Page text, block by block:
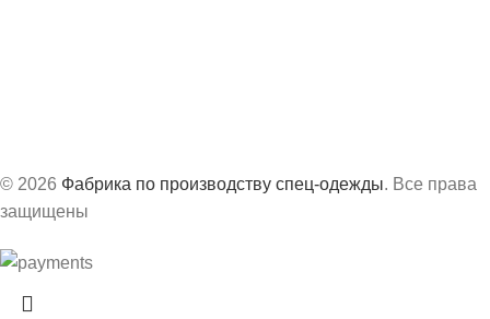
© 2026 Фабрика по производству спец-одежды. Все права
защищены